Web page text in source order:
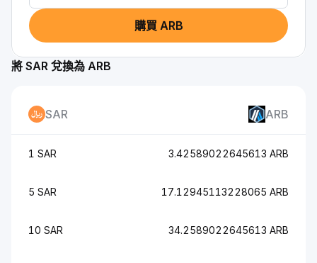
購買 ARB
將 SAR 兌換為 ARB
SAR ARB
1 SAR 3.42589022645613 ARB
5 SAR 17.12945113228065 ARB
10 SAR 34.2589022645613 ARB